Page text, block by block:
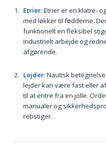
Etrier: Etrier er en klatre-
med løkker til fødderne.
funktionelt en fleksibel
industrielt arbejde og
afgørende.
Lejder: Nautisk
lejder kan være fast eller
til at entre fra en jolle.
manualer og
rebstiger.